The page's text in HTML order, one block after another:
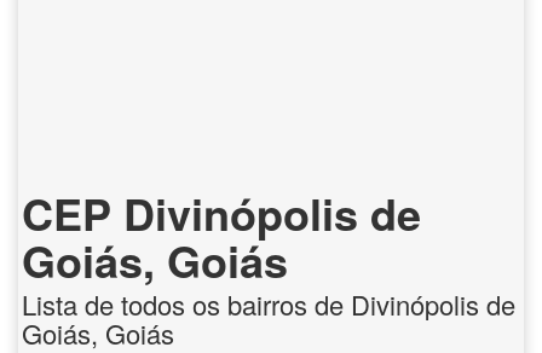
CEP Divinópolis de
Goiás, Goiás
Lista de todos os bairros de Divinópolis de
Goiás, Goiás